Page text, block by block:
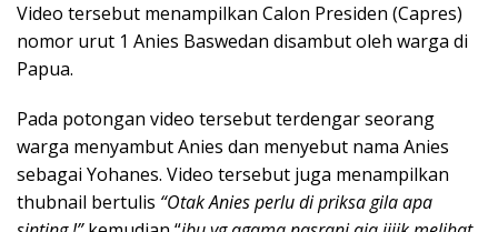
Video tersebut menampilkan Calon Presiden (Capres)
nomor urut 1 Anies Baswedan disambut oleh warga di
Papua.
Pada potongan video tersebut terdengar seorang
warga menyambut Anies dan menyebut nama Anies
sebagai Yohanes. Video tersebut juga menampilkan
thubnail bertulis “Otak Anies perlu di priksa gila apa